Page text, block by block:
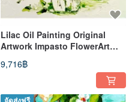
Lilac Oil Painting Original
Artwork Impasto FlowerArt
Lilac Flowers 16 x 20
9,716฿